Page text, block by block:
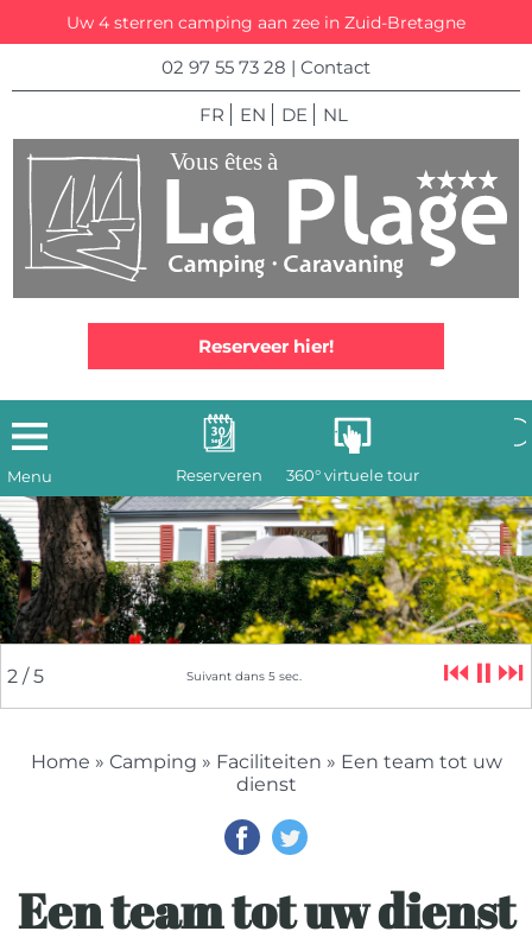
Uw 4 sterren camping aan zee in Zuid-Bretagne
02 97 55 73 28 | Contact
FR EN DE NL
Reserveren 360° virtuele tour
Reserveer hier!
2 / 5 Suivant dans 5sec. ⏮ ⏸ ⏭
Menu
Home » Camping » Faciliteiten » Een team tot uw
dienst
Een team tot uw dienst